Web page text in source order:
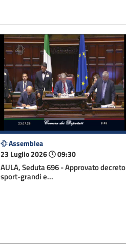
Assemblea
23 Luglio 2026
09:30
AULA, Seduta 696 - Approvato decreto
sport-grandi e...